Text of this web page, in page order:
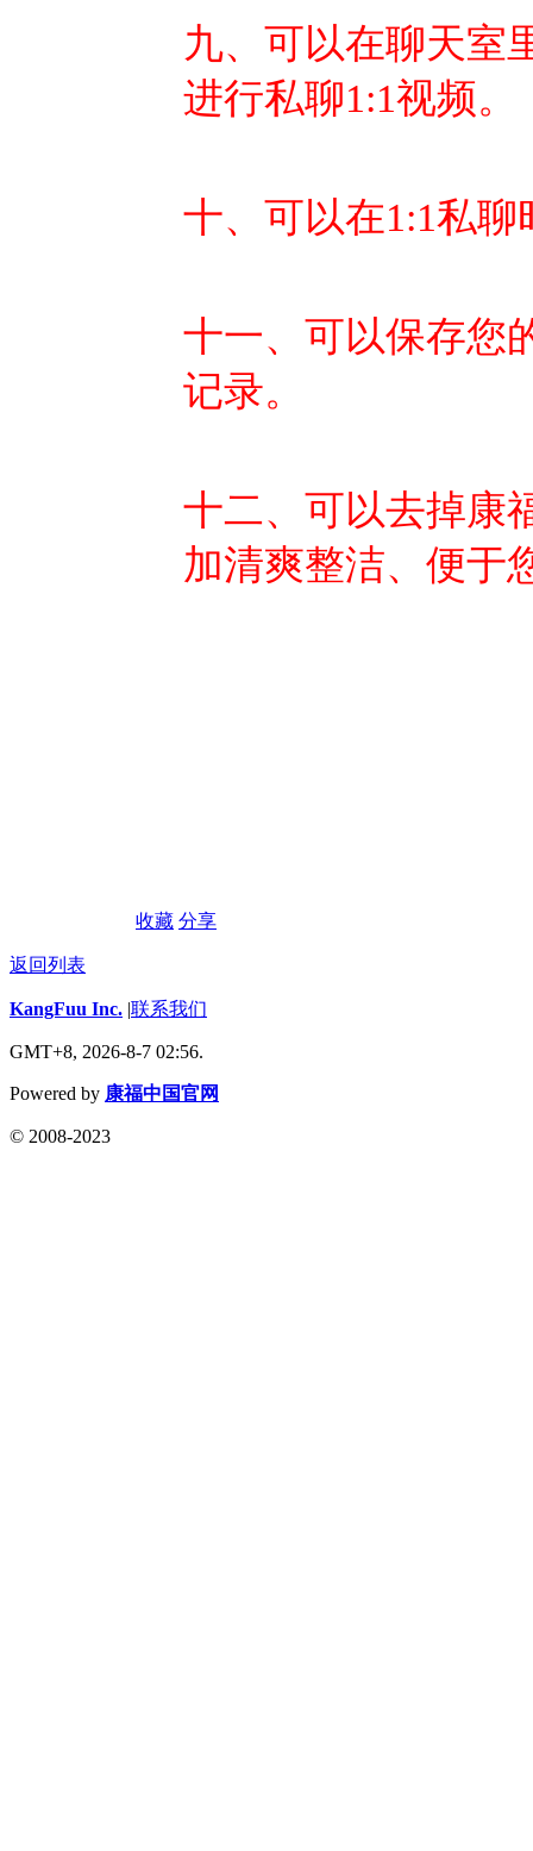
九、可以在聊天室
进行私聊1:1视频。
十、可以在1:1私聊
十一、可以保存您
记录。
十二、可以去掉康
加清爽整洁、便于
收藏 分享
返回列表
KangFuu Inc. |联系我们
GMT+8, 2026-8-7 02:56.
Powered by 康福中国官网
© 2008-2023